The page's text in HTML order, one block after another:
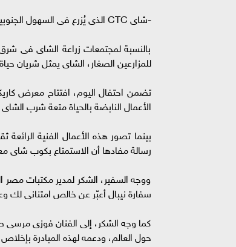
-شاى CTC الذى يُزرع فى السهول الجنوبية، وهو قوى ومنعش وبنكهة مالتية، ويُستهلك على نطاق واسع فى السوق المحلية.
بالنسبة لمجتمعات زراعة الشاى فى
للمزارعين الصغار، الشاى يمثل شريان
الأعمال النابضة بالحياة متعة شرب
بينما تصور هذه الأعمال الفنية
رسالة مفادها أن الاستمتاع بكوب شاى مع
ووجه السفير، الشكر لمدير مكتبات
سفارة نيبال أعبّر عن خالص امتنانى لك
كما وجه الشكر، إلى الفنان فوزى مرسى
حول العالم، ودعمه لهذه المبادرة